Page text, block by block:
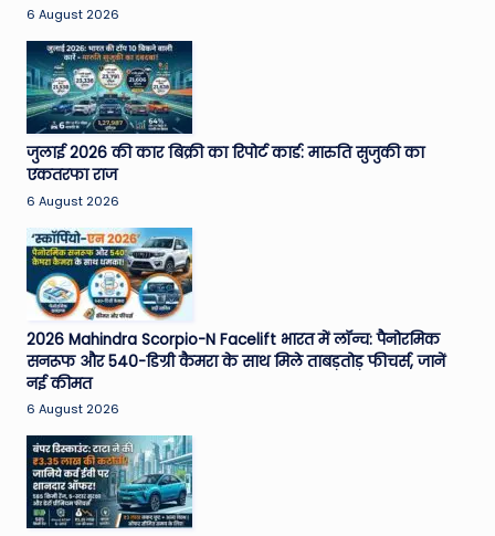
6 August 2026
जुलाई 2026 की कार बिक्री का रिपोर्ट कार्ड: मारुति सुजुकी का
एकतरफा राज
6 August 2026
2026 Mahindra Scorpio-N Facelift भारत में लॉन्च: पैनोरमिक
सनरूफ और 540-डिग्री कैमरा के साथ मिले ताबड़तोड़ फीचर्स, जानें
नई कीमत
6 August 2026